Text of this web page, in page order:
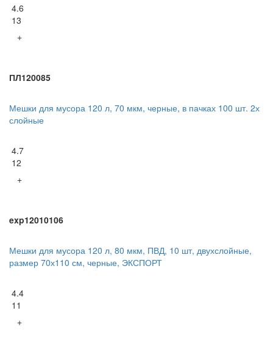
4.6
13
+
ПЛ120085
Мешки для мусора 120 л, 70 мкм, черные, в пачках 100 шт. 2х
слойные
4.7
12
+
exp12010106
Мешки для мусора 120 л, 80 мкм, ПВД, 10 шт, двухслойные,
размер 70х110 см, черные, ЭКСПОРТ
4.4
11
+